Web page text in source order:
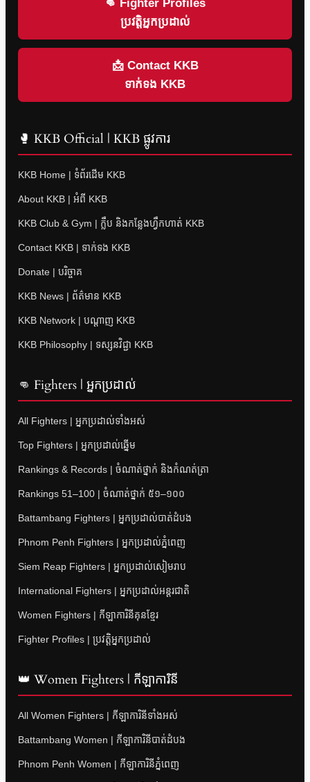
👊 Fighter Profiles
ប្រវត្តិអ្នកប្រដាល់
📩 Contact KKB
ទាក់ទង KKB
🥊 KKB Official | KKB ផ្លូវការ
KKB Home | ទំព័រដើម KKB
About KKB | អំពី KKB
KKB Club & Gym | ក្លឹប និងកន្លែងហ្វឹកហាត់ KKB
Contact KKB | ទាក់ទង KKB
Donate | បរិច្ចាគ
KKB News | ព័ត៌មាន KKB
KKB Network | បណ្តាញ KKB
KKB Philosophy | ទស្សនវិជ្ជា KKB
👊 Fighters | អ្នកប្រដាល់
All Fighters | អ្នកប្រដាល់ទាំងអស់
Top Fighters | អ្នកប្រដាល់ឆ្នើម
Rankings & Records | ចំណាត់ថ្នាក់ និងកំណត់ត្រា
Rankings 51–100 | ចំណាត់ថ្នាក់ ៥១–១០០
Battambang Fighters | អ្នកប្រដាល់បាត់ដំបង
Phnom Penh Fighters | អ្នកប្រដាល់ភ្នំពេញ
Siem Reap Fighters | អ្នកប្រដាល់សៀមរាប
International Fighters | អ្នកប្រដាល់អន្តរជាតិ
Women Fighters | កីឡាការិនីគុនខ្មែរ
Fighter Profiles | ប្រវត្តិអ្នកប្រដាល់
👑 Women Fighters | កីឡាការិនី
All Women Fighters | កីឡាការិនីទាំងអស់
Battambang Women | កីឡាការិនីបាត់ដំបង
Phnom Penh Women | កីឡាការិនីភ្នំពេញ